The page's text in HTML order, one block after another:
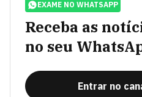
EXAME NO WHATSAPP
Receba as
no seu
Entrar no